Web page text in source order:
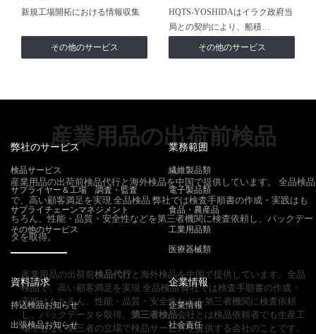
新規工場開拓における情報収集
その他のサービス
HQTS-YOSHIDAはイラク政府当
局との契約により、船積…
その他のサービス
産業用品の出荷前検品
産業用品の出荷前検品代行と海外検品を中国で提供しています。 全品検品
で、高い顧客満足を実現 全品検品 弊社では検査手順書の作成・実践はも
ちろん、性能・品質・安全性などを第三者機関に検査依頼し、バックデー
タを取得。
産業用品の出荷前検品代行と海外検品を中国で提供しています。全品
検品で、高い顧客満足を実現 全品検品 弊社では検査手順書の作成・
実践はもちろん、性能・品質・安全性などを第三者機関に検査依頼
し、バックデータを取得。 第三者検品会社とは検品依頼者でも生産工
場でもない第三者の立場で検品サービスを提供する会社のことです。
弊社のサービス
検品サービス
サプライヤー＆工場 調査・監査
サプライチェーンマネジメント
その他のサービス
業務範囲
繊維製品類
電子製品類
食品・農産品
工業用品類
医療器械類
資料請求
持込検品お知らせ
出張検品お知らせ
企業情報
企業情報
社会責任